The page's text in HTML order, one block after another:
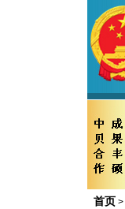
首页 >